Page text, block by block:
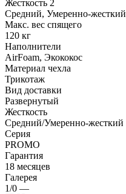
Жесткость 2
Средний, Умеренно-жесткий
Макс. вес спящего
120 кг
Наполнители
AirFoam, Экококос
Материал чехла
Трикотаж
Вид доставки
Развернутый
Жесткость
Средний/Умеренно-жесткий
Серия
PROMO
Гарантия
18 месяцев
Галерея
1/0 —